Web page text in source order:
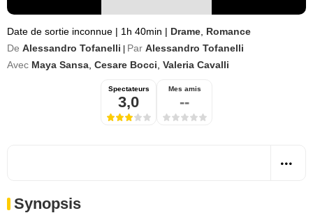
Date de sortie inconnue | 1h 40min | Drame Romance
De Alessandro Tofanelli Par Alessandro Tofanelli
Avec Maya Sansa Cesare Bocci Valeria Cavalli
Spectateurs
3,0
Mes amis
--
Synopsis